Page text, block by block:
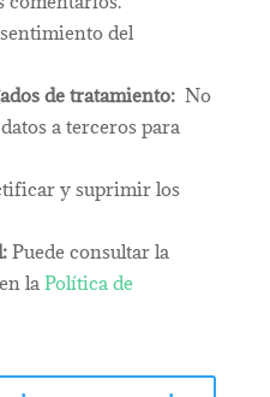
del
de tratamiento:No
a terceros para
y suprimir los
Puede consultar la
laPolítica de